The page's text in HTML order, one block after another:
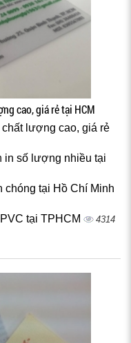
cao, giá rẻ tại HCM
chất lượng cao, giá rẻ
in số lượng nhiều tại
chóng tại Hồ Chí Minh
tại TPHCM 4314